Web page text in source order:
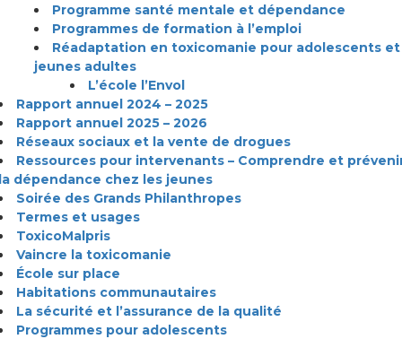
Programme santé mentale et dépendance
Programmes de formation à l’emploi
Réadaptation en toxicomanie pour adolescents et
jeunes adultes
L’école l’Envol
Rapport annuel 2024 – 2025
Rapport annuel 2025 – 2026
Réseaux sociaux et la vente de drogues
Ressources pour intervenants – Comprendre et
dépendance chez les jeunes
Soirée des Grands Philanthropes
Termes et usages
ToxicoMalpris
Vaincre la toxicomanie
École sur place
Habitations communautaires
La sécurité et l’assurance de la qualité
Programmes pour adolescents